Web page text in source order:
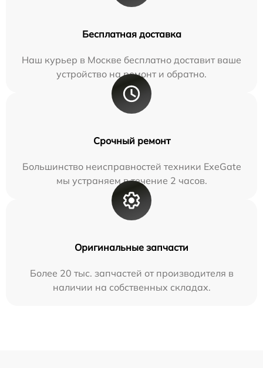
Бесплатная доставка
Наш курьер в Москве бесплатно доставит ваше
устройство на ремонт и обратно.
Срочный ремонт
Большинство неисправностей техники ExeGate
мы устраняем в течение 2 часов.
Оригинальные запчасти
Более 20 тыс. запчастей от производителя в
наличии на собственных складах.